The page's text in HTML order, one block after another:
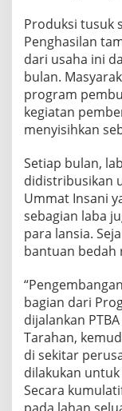
Produksi tusuk
Penghasilan
dari usaha ini
bulan.
program
kegiatan
menyisihkan
Setiap bulan,
didistribusikan
Ummat Insani
sebagian laba
para lansia.
bantuan bedah
bagian dari
dijalankan
Tarahan,
di sekitar
dilakukan
Secara
pada lahan